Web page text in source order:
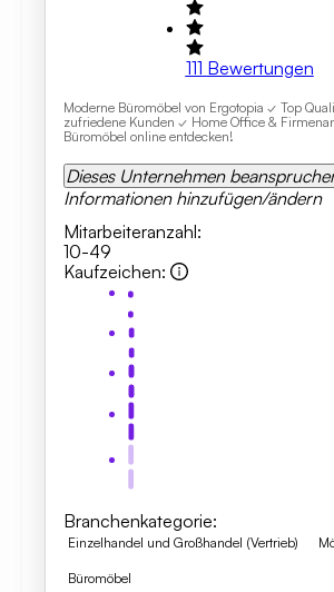
111 Bewertungen
Moderne Büromöbel von Ergotopia ✓ Top
zufriedene Kunden ✓ Home Office &
Büromöbel online entdecken!
Dieses Unternehmen
Informationen hinzufügen/ändern
Mitarbeiteranzahl:
10-49
Kaufzeichen:
Branchenkategorie:
Einzelhandel und Großhandel (Vertrieb)
Büromöbel